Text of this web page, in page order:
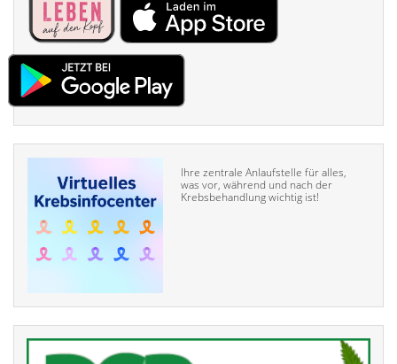
Ihre zentrale Anlaufstelle für alles,
was vor, während und nach der
Krebsbehandlung wichtig ist!